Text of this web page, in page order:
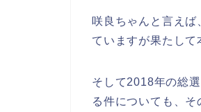
咲良ちゃんと言え
ていますが果たして
そして2018年の総
る件についても、